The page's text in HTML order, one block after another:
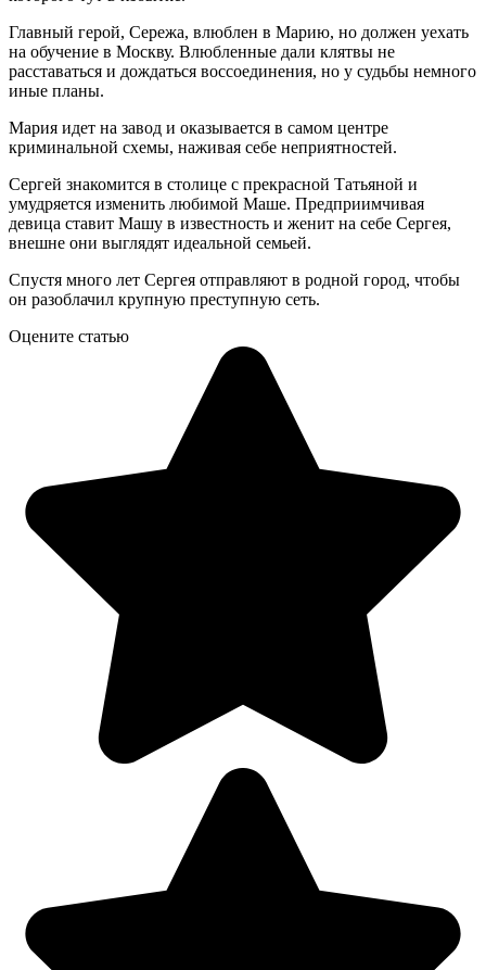
Главный герой, Сережа, влюблен в Марию, но должен уехать
на обучение в Москву. Влюбленные дали клятвы не
расставаться и дождаться воссоединения, но у судьбы немного
иные планы.
Мария идет на завод и оказывается в самом центре
криминальной схемы, наживая себе неприятностей.
Сергей знакомится в столице с прекрасной Татьяной и
умудряется изменить любимой Маше. Предприимчивая
девица ставит Машу в известность и женит на себе Сергея,
внешне они выглядят идеальной семьей.
Спустя много лет Сергея отправляют в родной город, чтобы
он разоблачил крупную преступную сеть.
Оцените статью